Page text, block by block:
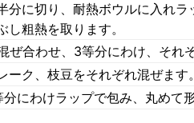
分に切り、耐熱ボウルに入れ
し粗熱を取ります。
ぜ合わせ、3等分にわけ、それ
ーク、枝豆をそれぞれ混ぜます。
にわけラップで包み、丸めて